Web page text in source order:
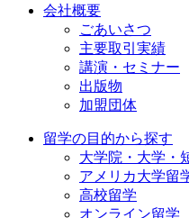
会社概要
ごあいさつ
主要取引実績
講演・セミナー
出版物
加盟団体
留学の目的から探す
大学院・大学・
アメリカ大学留
高校留学
オンライン留学